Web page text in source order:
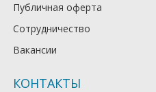
Публичная оферта
Сотрудничество
Вакансии
КОНТАКТЫ